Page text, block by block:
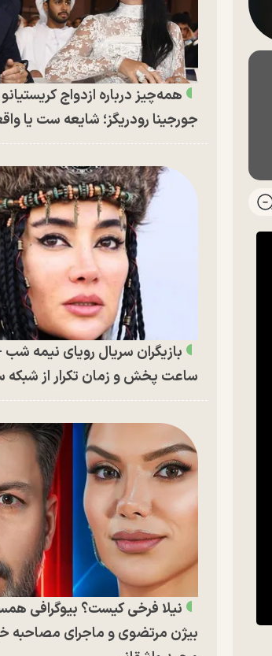
همه‌چیز درباره ازدواج
جورجینا رودریگز؛ شایعه ست یا
بازیگران سریال رویای نیمه شب
ساعت پخش و زمان تکرار از شبکه
نیلا فرخی کیست؟ بیوگرافی
بیژن مرتضوی و ماجرای مصاحبه